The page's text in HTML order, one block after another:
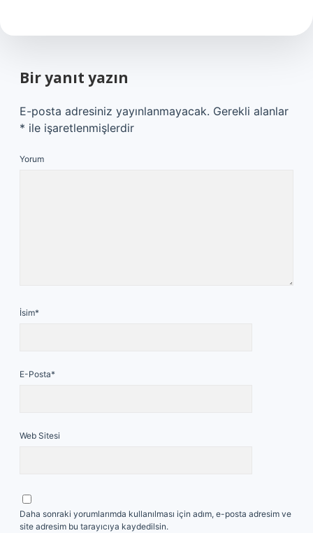
Bir yanıt yazın
E-posta adresiniz yayınlanmayacak. Gerekli alanlar
* ile işaretlenmişlerdir
Yorum
İsim*
E-Posta*
Web Sitesi
Daha sonraki yorumlarımda kullanılması için adım, e-posta adresim ve
site adresim bu tarayıcıya kaydedilsin.